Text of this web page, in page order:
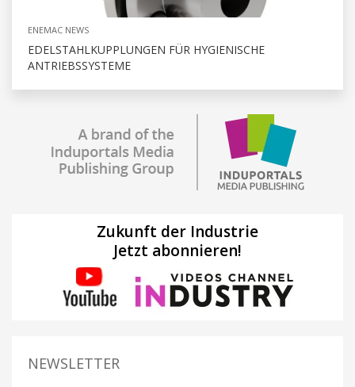
ENEMAC NEWS
EDELSTAHLKUPPLUNGEN FÜR HYGIENISCHE
ANTRIEBSSYSTEME
Zukunft der Industrie
Jetzt abonnieren!
NEWSLETTER